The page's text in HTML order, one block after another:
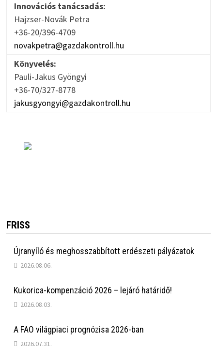
Innovációs tanácsadás:
Hajzser-Novák Petra
+36-20/396-4709
novakpetra@gazdakontroll.hu
Könyvelés:
Pauli-Jakus Gyöngyi
+36-70/327-8778
jakusgyongyi@gazdakontroll.hu
FRISS
Újranyíló és meghosszabbított erdészeti pályázatok
2026.08.06.
Kukorica-kompenzáció 2026 – lejáró határidő!
2026.08.03.
A FAO világpiaci prognózisa 2026-ban
2026.07.31.